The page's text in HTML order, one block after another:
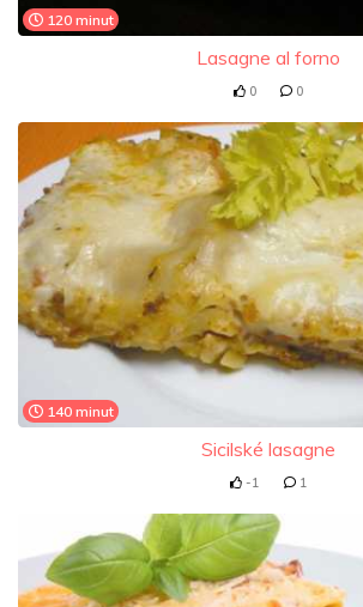
120 minut
Lasagne al forno
0 0
140 minut
Sicilské lasagne
-1 1